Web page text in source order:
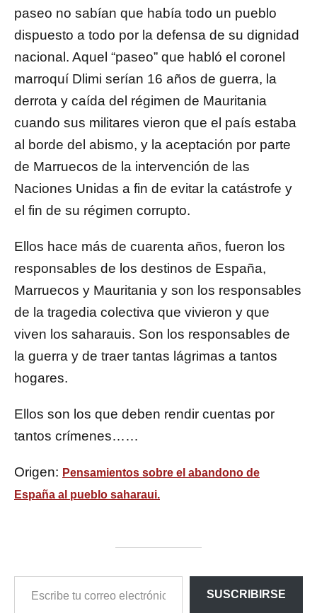
paseo no sabían que había todo un pueblo
dispuesto a todo por la defensa de su dignidad
nacional. Aquel “paseo” que habló el coronel
marroquí Dlimi serían 16 años de guerra, la
derrota y caída del régimen de Mauritania
cuando sus militares vieron que el país estaba
al borde del abismo, y la aceptación por parte
de Marruecos de la intervención de las
Naciones Unidas a fin de evitar la catástrofe y
el fin de su régimen corrupto.
Ellos hace más de cuarenta años, fueron los
responsables de los destinos de España,
Marruecos y Mauritania y son los responsables
de la tragedia colectiva que vivieron y que
viven los saharauis. Son los responsables de
la guerra y de traer tantas lágrimas a tantos
hogares.
Ellos son los que deben rendir cuentas por
tantos crímenes……
Origen: Pensamientos sobre el abandono de
España al pueblo saharaui.
SUSCRIBIRSE